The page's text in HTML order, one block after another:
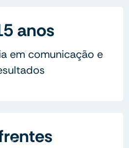
anos
em comunicação e